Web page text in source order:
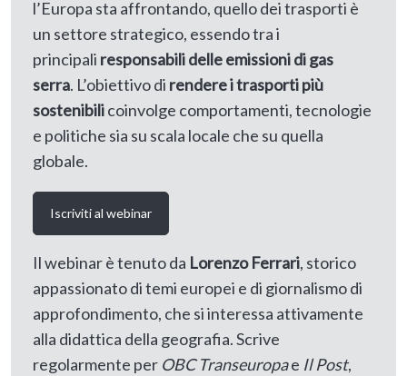
l’Europa sta affrontando, quello dei trasporti è
un settore strategico, essendo tra i
principali responsabili delle emissioni di gas
serra. L’obiettivo di rendere i trasporti più
sostenibilicoinvolge comportamenti, tecnologie
e politiche sia su scala locale che su quella
globale.
Iscriviti al webinar
Il webinar è tenuto da Lorenzo Ferrari, storico
appassionato di temi europei e di giornalismo di
approfondimento, che si interessa attivamente
alla didattica della geografia. Scrive
regolarmente per OBC Transeuropae Il Post,